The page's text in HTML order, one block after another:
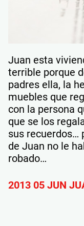
Juan esta
terrible porque
padres ella, la
muebles que
con la persona
que se los
sus recuerdos…
de Juan no le
robado…
2013 05 JUN